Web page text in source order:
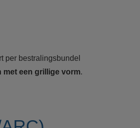
per bestralingsbundel
met een grillige vorm.